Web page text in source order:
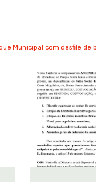
Municipal com desfile de